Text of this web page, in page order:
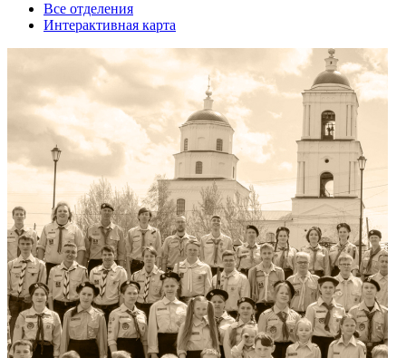
Все отделения
Интерактивная карта